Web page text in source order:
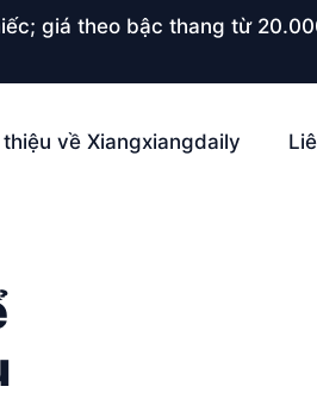
giá theo bậc thang từ
thiệu về Xiangxiangdaily